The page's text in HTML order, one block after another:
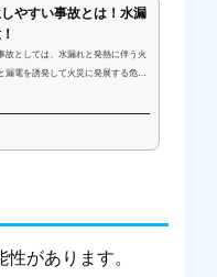
やすい事故とは！水漏
故としては、水漏れと発熱に伴う火
漏電を誘発して火災に発展する危険
があります。